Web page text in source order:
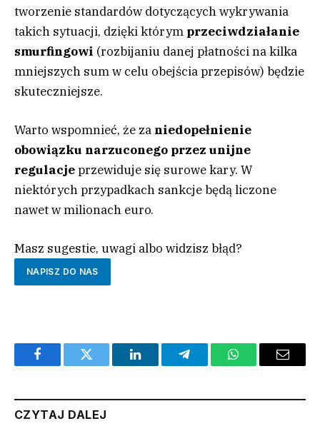
tworzenie standardów dotyczących wykrywania
takich sytuacji, dzięki którym przeciwdziałanie
smurfingowi (rozbijaniu danej płatności na kilka
mniejszych sum w celu obejścia przepisów) będzie
skuteczniejsze.
Warto wspomnieć, że za niedopełnienie
obowiązku narzuconego przez unijne
regulacjeprzewiduje się surowe kary. W
niektórych przypadkach sankcje będą liczone
nawet w milionach euro.
Masz sugestie, uwagi albo widzisz błąd?
NAPISZ DO NAS
FacebookTwitter LinkedInTelegramWhatsAppEmail
CZYTAJ DALEJ